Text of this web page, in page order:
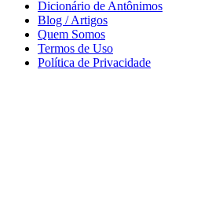
Dicionário de Antônimos
Blog / Artigos
Quem Somos
Termos de Uso
Política de Privacidade